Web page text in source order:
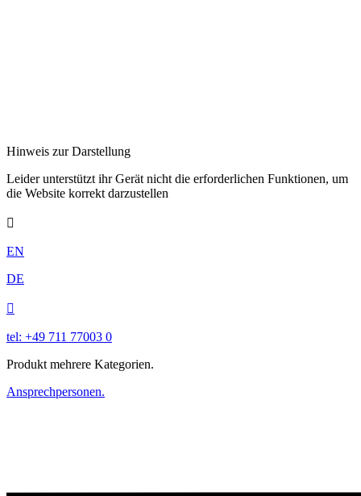
Hinweis zur Darstellung
Leider unterstützt ihr Gerät nicht die erforderlichen Funktionen, um
die Website korrekt darzustellen

EN
DE

tel: +49 711 77003 0
Produkt mehrere Kategorien.
Ansprechpersonen.